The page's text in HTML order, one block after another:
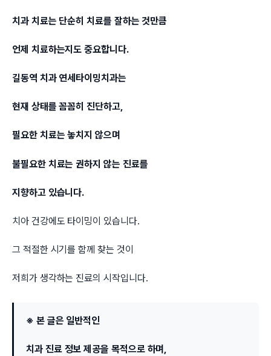
치과 치료는 단순히 치료를 잘하는 것만큼
언제 치료하는지도 중요합니다.
길동역 치과 연세타이밍치과는
현재 상태를 꼼꼼히 진단하고,
필요한 치료는 놓치지 않으며
불필요한 치료는 권하지 않는 진료를
지향하고 있습니다.
치아 건강에도 타이밍이 있습니다.
그 적절한 시기를 함께 찾는 것이
저희가 생각하는 진료의 시작입니다.
※ 본 글은 일반적인
치과 진료 정보 제공을 목적으로 하며,